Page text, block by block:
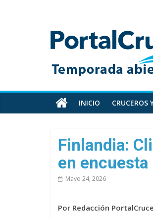
Toda
información
cruceros
en
un
sitio
INICIO CRUCEROS
Finlandia:
en
Mayo 24, 2026
Por Redacción